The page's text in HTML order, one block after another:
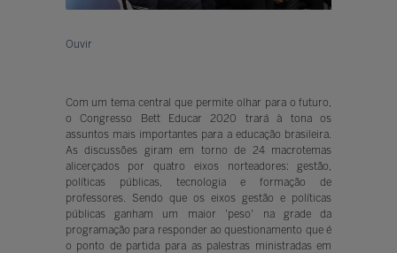
Ouvir
Com um tema central que permite olhar para o futuro,
o Congresso Bett Educar 2020 trará à tona os
assuntos mais importantes para a educação brasileira.
As discussões giram em torno de 24 macrotemas
alicerçados por quatro eixos norteadores: gestão,
políticas públicas, tecnologia e formação de
professores. Sendo que os eixos gestão e políticas
públicas ganham um maior 'peso' na grade da
programação para responder ao questionamento que é
o ponto de partida para as palestras ministradas em